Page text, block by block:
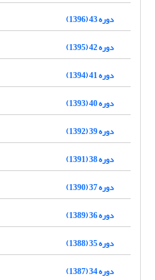
دوره 43 (1396)
دوره 42 (1395)
دوره 41 (1394)
دوره 40 (1393)
دوره 39 (1392)
دوره 38 (1391)
دوره 37 (1390)
دوره 36 (1389)
دوره 35 (1388)
دوره 34 (1387)